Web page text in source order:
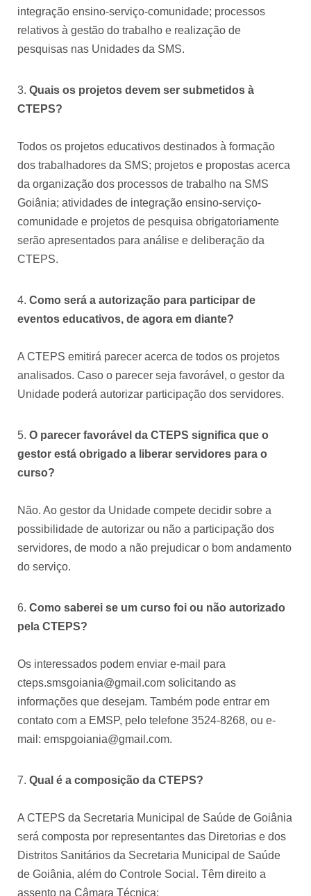
integração ensino-serviço-comunidade; processos
relativos à gestão do trabalho e realização de
pesquisas nas Unidades da SMS.
Quais os projetos devem ser submetidos à
CTEPS?
Todos os projetos educativos destinados à formação
dos trabalhadores da SMS; projetos e propostas acerca
da organização dos processos de trabalho na SMS
Goiânia; atividades de integração ensino-serviço-
comunidade e projetos de pesquisa obrigatoriamente
serão apresentados para análise e deliberação da
CTEPS.
Como será a autorização para participar de
eventos educativos, de agora em diante?
A CTEPS emitirá parecer acerca de todos os projetos
analisados. Caso o parecer seja favorável, o gestor da
Unidade poderá autorizar participação dos servidores.
O parecer favorável da CTEPS significa que o
gestor está obrigado a liberar servidores para o
curso?
Não. Ao gestor da Unidade compete decidir sobre a
possibilidade de autorizar ou não a participação dos
servidores, de modo a não prejudicar o bom andamento
do serviço.
Como saberei se um curso foi ou não autorizado
pela CTEPS?
Os interessados podem enviar e-mail para
cteps.smsgoiania@gmail.com solicitando as
informações que desejam. Também pode entrar em
contato com a EMSP, pelo telefone 3524-8268, ou e-
mail: emspgoiania@gmail.com.
Qual é a composição da CTEPS?
A CTEPS da Secretaria Municipal de Saúde de Goiânia
será composta por representantes das Diretorias e dos
Distritos Sanitários da Secretaria Municipal de Saúde
de Goiânia, além do Controle Social. Têm direito a
assento na Câmara Técnica: